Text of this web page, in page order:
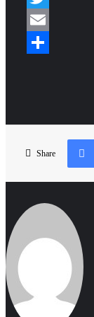
Twitter
Email
Share